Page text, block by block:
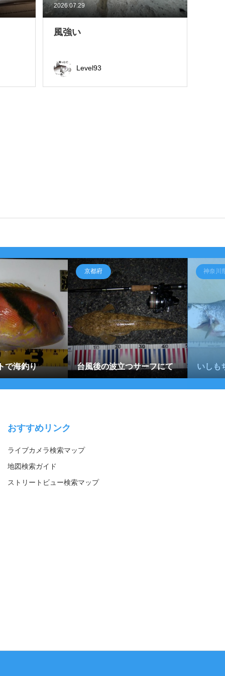
2026.07.29
風強い
Level93
で海釣り
京都府
台風後の波立つサーフにて
神奈川
いしも
おすすめリンク
ライブカメラ検索マップ
地図検索ガイド
ストリートビュー検索マップ